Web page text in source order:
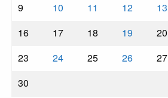
9
10 11 12 13
16
17 18 19 20
23
24 25 26 27
30